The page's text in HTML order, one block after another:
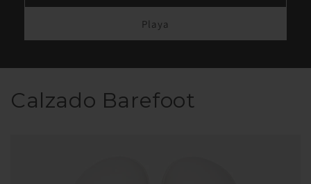
Playa
Calzado Barefoot